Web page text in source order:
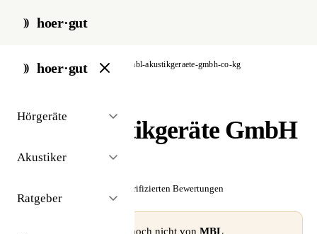
hoer·gut
hoer·gut
Hörgeräte
Akustiker
Ratgeber
start / akustiker / berlin mbl-akustikgeraete-gmbh-co-kg
MBL Akustikgeräte GmbH
& Co. KG
Noch keine verifizierten Bewertungen
⚠ Dieses Profil wurde noch nicht von MBL